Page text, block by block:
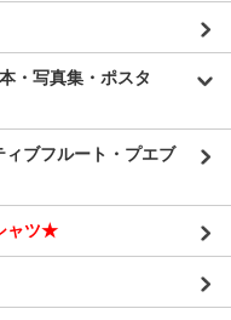
・写真集・ポスタ
ィブフルート・プエブ
ャツ★